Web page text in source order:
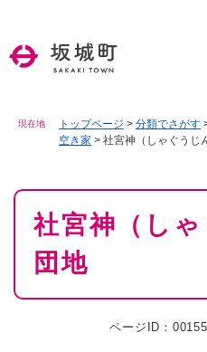
現在地 トップページ > 分類でさがす
空き家 > 社宮神（しゃぐうじ
本
社宮神（しゃ
団地
ページID：